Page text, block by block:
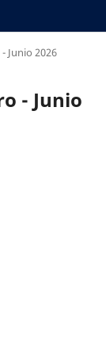
Junio 2026
- Junio